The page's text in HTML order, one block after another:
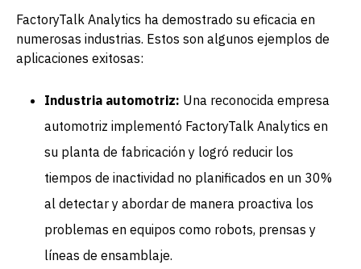
FactoryTalk Analytics ha demostrado su eficacia en
numerosas industrias. Estos son algunos ejemplos de
aplicaciones exitosas:
Industria automotriz: Una reconocida empresa
automotriz implementó FactoryTalk Analytics en
su planta de fabricación y logró reducir los
tiempos de inactividad no planificados en un 30%
al detectar y abordar de manera proactiva los
problemas en equipos como robots, prensas y
líneas de ensamblaje.